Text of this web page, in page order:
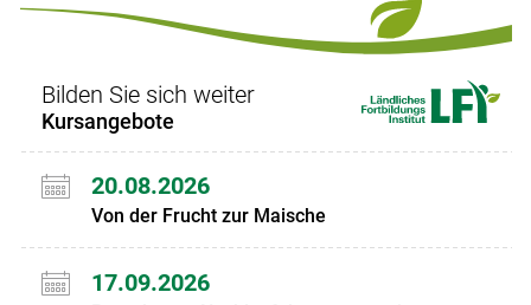
Bilden Sie sich weiter
Kursangebote
20.08.2026
Von der Frucht zur Maische
17.09.2026